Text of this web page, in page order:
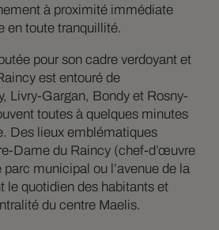
à proximité immédiate
en toute tranquillité.
pour son cadre verdoyant et
est entouré de
Livry-Gargan, Bondy et Rosny-
toutes à quelques minutes
Des lieux emblématiques
Dame du Raincy (chef-d’œuvre
parc municipal ou l’avenue de la
le quotidien des habitants et
du centre Maelis.